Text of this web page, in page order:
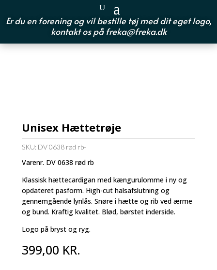
Er du en forening og vil bestille tøj med dit eget logo,
kontakt os på freka@freka.dk
Unisex Hættetrøje
SKU: DV 0638 rød rb-
Varenr. DV 0638 rød rb
Klassisk hættecardigan med kængurulomme i ny og
opdateret pasform. High-cut halsafslutning og
gennemgående lynlås. Snøre i hætte og rib ved ærme
og bund. Kraftig kvalitet. Blød, børstet inderside.
Logo på bryst og ryg.
399,00 KR.